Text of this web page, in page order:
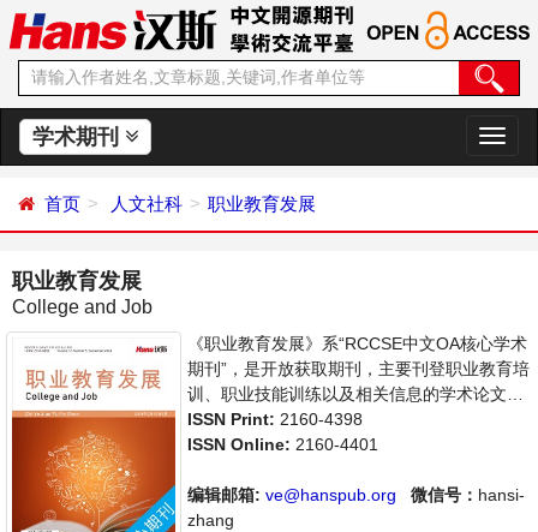
学术期刊
切
换
首页 人文社科 职业教育发展
职业教育发展
College and Job
《职业教育发展》系“RCCSE中文OA核心学术
期刊”，是开放获取期刊，主要刊登职业教育培
训、职业技能训练以及相关信息的学术论文，
职业教育前沿最新动态评述等。本刊支持思想
创新、学术创新，倡导科学，繁荣学术，集学
学家、学者、科研人员提供一个传播、分享和
讨论职业教育领域内不同方向问题与发展的交
ISSN Print: 2160-4398
ISSN Online: 2160-4401
编辑邮箱: ve@hanspub.org 微信号： hansi-
zhang